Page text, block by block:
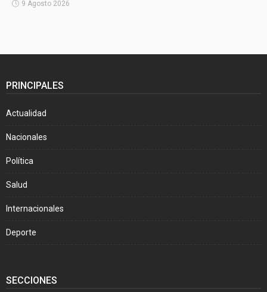
9 Agosto 2026
PRINCIPALES
Actualidad
Nacionales
Política
Salud
Internacionales
Deporte
SECCIONES